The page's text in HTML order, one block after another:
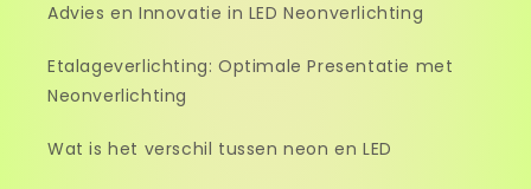
Advies en Innovatie in LED Neonverlichting
Etalageverlichting: Optimale Presentatie met
Neonverlichting
Wat is het verschil tussen neon en LED